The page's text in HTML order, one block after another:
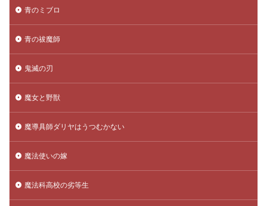
青のミブロ
青の祓魔師
鬼滅の刃
魔女と野獣
魔導具師ダリヤはうつむかない
魔法使いの嫁
魔法科高校の劣等生